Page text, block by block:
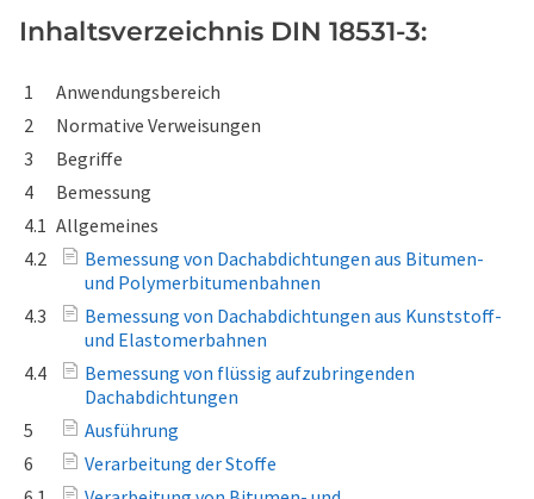
Inhaltsverzeichnis DIN 18531-3:
1
Anwendungsbereich
2
Normative Verweisungen
3
Begriffe
4
Bemessung
4.1 Allgemeines
4.2
Bemessung von Dachabdichtungen aus Bitumen-
und Polymerbitumenbahnen
4.3
Bemessung von Dachabdichtungen aus Kunststoff-
und Elastomerbahnen
4.4
Bemessung von flüssig aufzubringenden
Dachabdichtungen
5
Ausführung
6
Verarbeitung der Stoffe